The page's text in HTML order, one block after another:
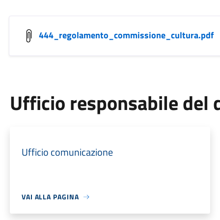
444_regolamento_commissione_cultura.pdf
Ufficio responsabile del
Ufficio comunicazione
VAI ALLA PAGINA